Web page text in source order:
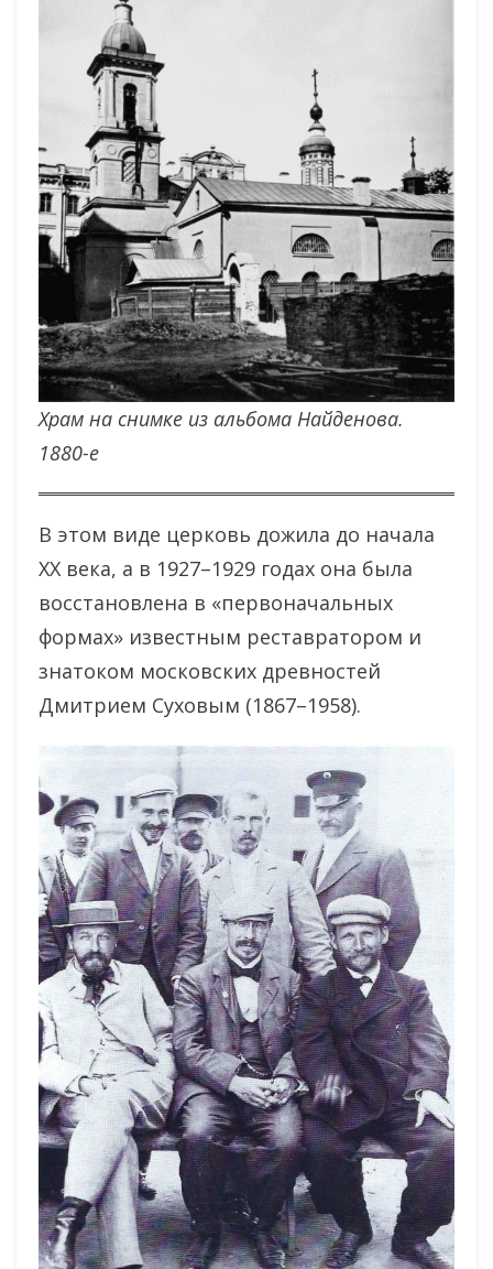
Храм на снимке из альбома Найденова.
1880-е
В этом виде церковь дожила до начала
ХХ века, а в 1927–1929 годах она была
восстановлена в «первоначальных
формах» известным реставратором и
знатоком московских древностей
Дмитрием Суховым (1867–1958).